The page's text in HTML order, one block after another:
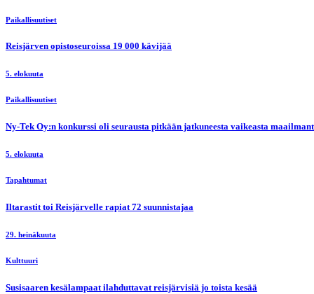
Paikallisuutiset
Reisjärven opistoseuroissa 19 000 kävijää
5. elokuuta
Paikallisuutiset
Ny-Tek Oy:n konkurssi oli seurausta pitkään jatkuneesta vaikeasta
5. elokuuta
Tapahtumat
Iltarastit toi Reisjärvelle rapiat 72 suunnistajaa
29. heinäkuuta
Kulttuuri
Susisaaren kesälampaat ilahduttavat reisjärvisiä jo toista kesää